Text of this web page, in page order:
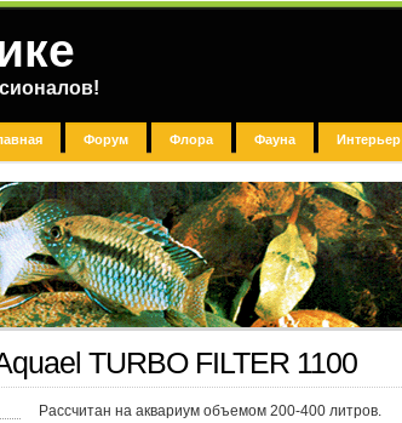
Форум Флора Фауна Интерьер
TURBO FILTER 1100
Рассчитан на аквариум объемом 200-400 литров.